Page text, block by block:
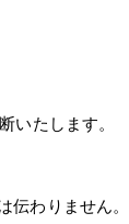
いたします。
伝わりません。